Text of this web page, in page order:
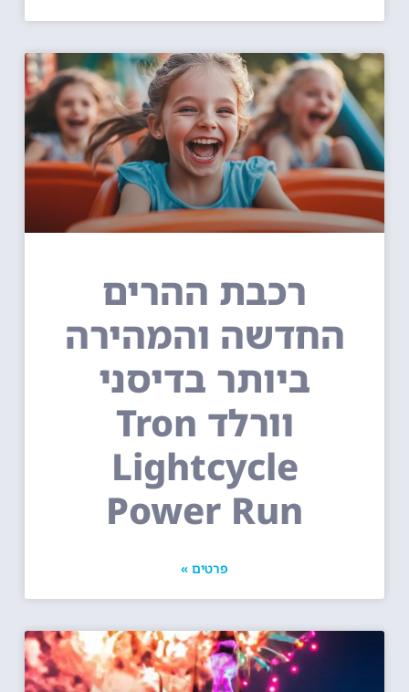
רכבת ההרים
החדשה והמהירה
ביותר בדיסני
וורלד Tron
Lightcycle
Power Run
פרטים »